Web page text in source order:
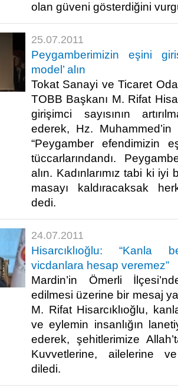
olan güveni gösterdiğini
25.07.2011
Peygamberimizin eşini
model’ alın
Tokat Sanayi ve Ticaret
TOBB Başkanı M. Rifat
girişimci sayısının
ederek, Hz.
“Peygamber efendimizin
tüccarlarındandı.
alın. Kadınlarımız tabi ki
masayı kaldıracaksak
dedi.​
24.07.2011
Hisarcıklıoğlu: “Kanla
vicdanlara hesap veremez”
Mardin’in Ömerli
edilmesi üzerine bir mesaj
M. Rifat Hisarcıklıoğlu,
ve eylemin insanlığın
ederek, şehitlerimize
Kuvvetlerine, ailelerine
diledi.​ ​